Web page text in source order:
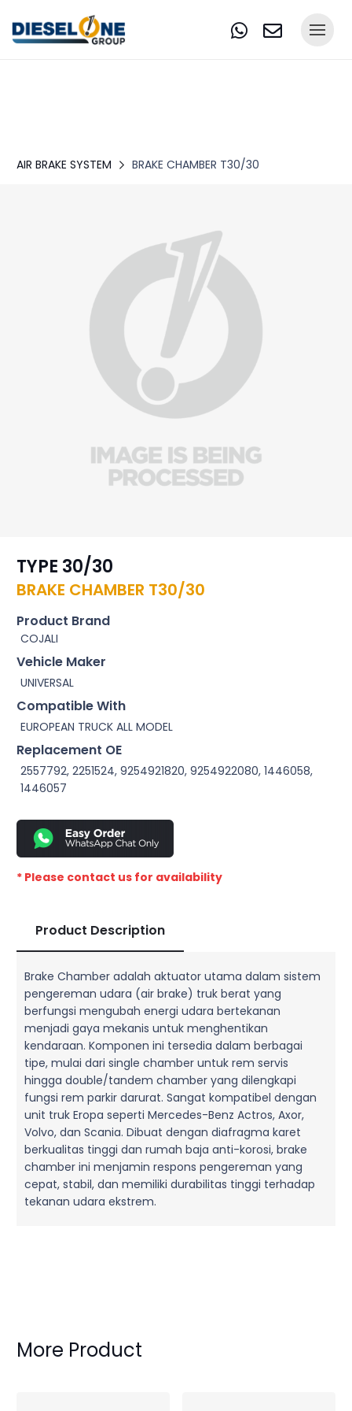
AIR BRAKE SYSTEM BRAKE CHAMBER T30/30
TYPE 30/30
BRAKE CHAMBER T30/30
Product Brand
COJALI
Vehicle Maker
UNIVERSAL
Compatible With
EUROPEAN TRUCK ALL MODEL
Replacement OE
2557792, 2251524, 9254921820, 9254922080, 1446058,
1446057
* Please contact us for availability
Product Description
Brake Chamber adalah aktuator utama dalam sistem
pengereman udara (air brake) truk berat yang
berfungsi mengubah energi udara bertekanan
menjadi gaya mekanis untuk menghentikan
kendaraan. Komponen ini tersedia dalam berbagai
tipe, mulai dari single chamber untuk rem servis
hingga double/tandem chamber yang dilengkapi
fungsi rem parkir darurat. Sangat kompatibel dengan
unit truk Eropa seperti Mercedes-Benz Actros, Axor,
Volvo, dan Scania. Dibuat dengan diafragma karet
berkualitas tinggi dan rumah baja anti-korosi, brake
chamber ini menjamin respons pengereman yang
cepat, stabil, dan memiliki durabilitas tinggi terhadap
tekanan udara ekstrem.
More Product